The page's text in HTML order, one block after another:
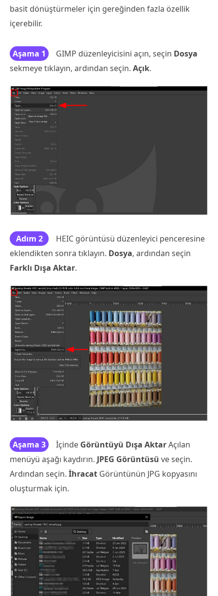
basit dönüştürmeler için gereğinden fazla özellik
içerebilir.
Aşama 1 GIMP düzenleyicisini açın, seçin Dosya
sekmeye tıklayın, ardından seçin. Açık.
Adım 2
HEIC görüntüsü düzenleyici penceresine
eklendikten sonra tıklayın. Dosya, ardından seçin
Farklı Dışa Aktar.
Aşama 3 İçinde Görüntüyü Dışa AktarAçılan
menüyü aşağı kaydırın. JPEG Görüntüsü ve seçin.
Ardından seçin. İhracat Görüntünün JPG kopyasını
oluşturmak için.